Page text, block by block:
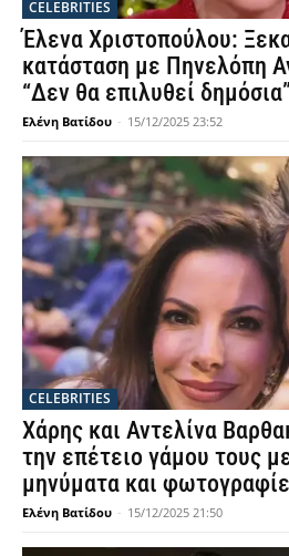
CELEBRITIES
Έλενα Χριστοπούλου:
κατάσταση με Πηνελόπη
“Δεν θα επιλυθεί δημόσια”
Ελένη Βατίδου - 15/12/2025 23:52
CELEBRITIES
Χάρης και Αντελίνα
την επέτειο γάμου τους
μηνύματα και
Ελένη Βατίδου - 15/12/2025 21:50